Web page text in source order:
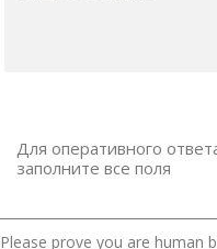
Для оперативного
заполните все поля
Please prove you are human